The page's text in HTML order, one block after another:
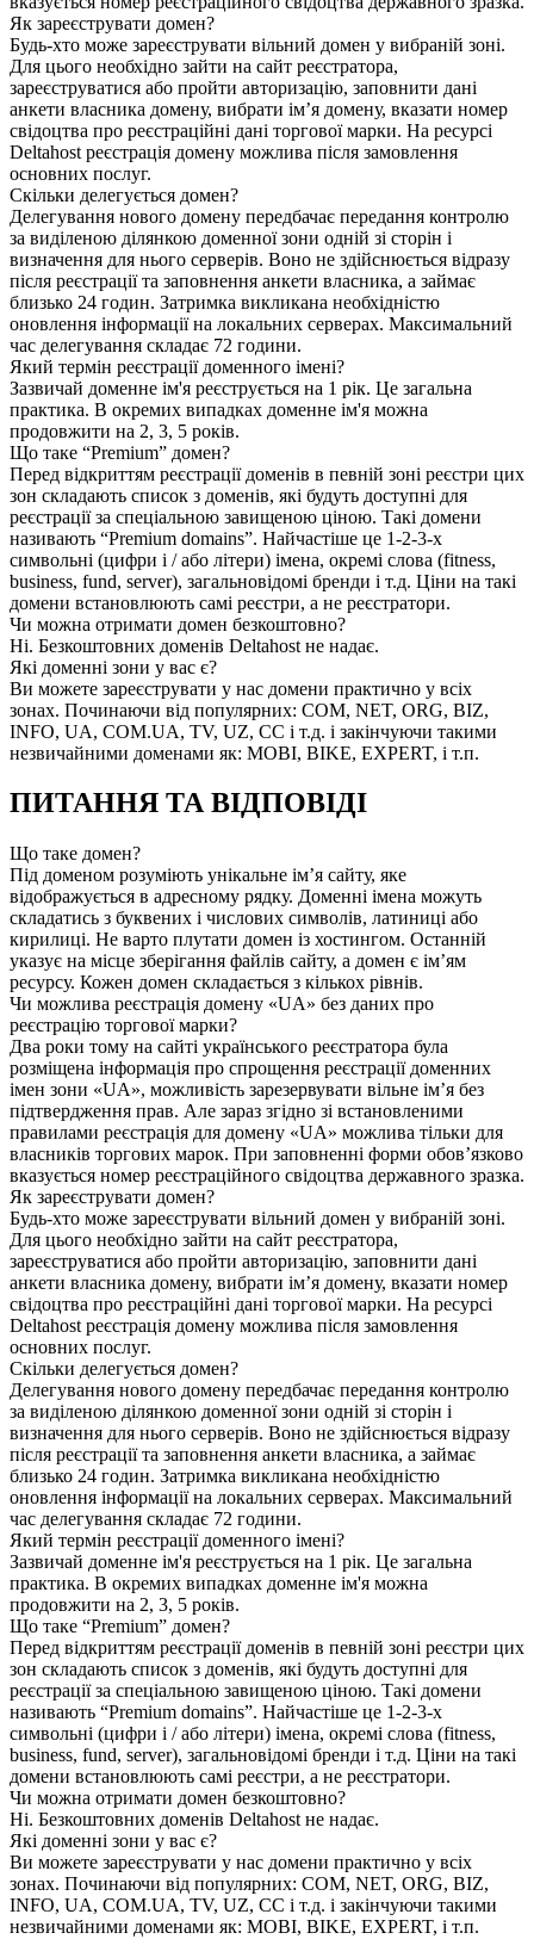
Як зареєструвати домен?
Будь-хто може зареєструвати вільний домен у вибраній зоні.
Для цього необхідно зайти на сайт реєстратора,
зареєструватися або пройти авторизацію, заповнити дані
анкети власника домену, вибрати ім’я домену, вказати номер
свідоцтва про реєстраційні дані торгової марки. На ресурсі
Deltahost реєстрація домену можлива після замовлення
основних послуг.
Скільки делегується домен?
Делегування нового домену передбачає передання контролю
за виділеною ділянкою доменної зони одній зі сторін і
визначення для нього серверів. Воно не здійснюється відразу
після реєстрації та заповнення анкети власника, а займає
близько 24 годин. Затримка викликана необхідністю
оновлення інформації на локальних серверах. Максимальний
час делегування складає 72 години.
Який термін реєстрації доменного імені?
Зазвичай доменне ім'я реєструється на 1 рік. Це загальна
практика. В окремих випадках доменне ім'я можна
продовжити на 2, 3, 5 років.
Що таке “Premium” домен?
Перед відкриттям реєстрації доменів в певній зоні реєстри цих
зон складають список з доменів, які будуть доступні для
реєстрації за спеціальною завищеною ціною. Такі домени
називають “Premium domains”. Найчастіше це 1-2-3-х
символьні (цифри і / або літери) імена, окремі слова (fitness,
business, fund, server), загальновідомі бренди і т.д. Ціни на такі
домени встановлюють самі реєстри, а не реєстратори.
Чи можна отримати домен безкоштовно?
Ні. Безкоштовних доменів Deltahost не надає.
Які доменні зони у вас є?
Ви можете зареєструвати у нас домени практично у всіх
зонах. Починаючи від популярних: COM, NET, ORG, BIZ,
INFO, UA, COM.UA, TV, UZ, CC і т.д. і закінчуючи такими
незвичайними доменами як: MOBI, BIKE, EXPERT, і т.п.
ПИТАННЯ ТА ВІДПОВІДІ
Що таке домен?
Під доменом розуміють унікальне ім’я сайту, яке
відображується в адресному рядку. Доменні імена можуть
складатись з буквених і числових символів, латиниці або
кирилиці. Не варто плутати домен із хостингом. Останній
указує на місце зберігання файлів сайту, а домен є ім’ям
ресурсу. Кожен домен складається з кількох рівнів.
Чи можлива реєстрація домену «UA» без даних про
реєстрацію торгової марки?
Два роки тому на сайті українського реєстратора була
розміщена інформація про спрощення реєстрації доменних
імен зони «UA», можливість зарезервувати вільне ім’я без
підтвердження прав. Але зараз згідно зі встановленими
правилами реєстрація для домену «UA» можлива тільки для
власників торгових марок. При заповненні форми обов’язково
вказується номер реєстраційного свідоцтва державного зразка.
Як зареєструвати домен?
Будь-хто може зареєструвати вільний домен у вибраній зоні.
Для цього необхідно зайти на сайт реєстратора,
зареєструватися або пройти авторизацію, заповнити дані
анкети власника домену, вибрати ім’я домену, вказати номер
свідоцтва про реєстраційні дані торгової марки. На ресурсі
Deltahost реєстрація домену можлива після замовлення
основних послуг.
Скільки делегується домен?
Делегування нового домену передбачає передання контролю
за виділеною ділянкою доменної зони одній зі сторін і
визначення для нього серверів. Воно не здійснюється відразу
після реєстрації та заповнення анкети власника, а займає
близько 24 годин. Затримка викликана необхідністю
оновлення інформації на локальних серверах. Максимальний
час делегування складає 72 години.
Який термін реєстрації доменного імені?
Зазвичай доменне ім'я реєструється на 1 рік. Це загальна
практика. В окремих випадках доменне ім'я можна
продовжити на 2, 3, 5 років.
Що таке “Premium” домен?
Перед відкриттям реєстрації доменів в певній зоні реєстри цих
зон складають список з доменів, які будуть доступні для
реєстрації за спеціальною завищеною ціною. Такі домени
називають “Premium domains”. Найчастіше це 1-2-3-х
символьні (цифри і / або літери) імена, окремі слова (fitness,
business, fund, server), загальновідомі бренди і т.д. Ціни на такі
домени встановлюють самі реєстри, а не реєстратори.
Чи можна отримати домен безкоштовно?
Ні. Безкоштовних доменів Deltahost не надає.
Які доменні зони у вас є?
Ви можете зареєструвати у нас домени практично у всіх
зонах. Починаючи від популярних: COM, NET, ORG, BIZ,
INFO, UA, COM.UA, TV, UZ, CC і т.д. і закінчуючи такими
незвичайними доменами як: MOBI, BIKE, EXPERT, і т.п.